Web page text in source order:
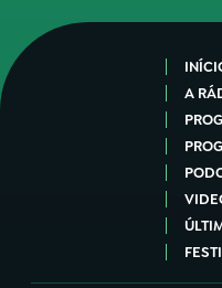
A